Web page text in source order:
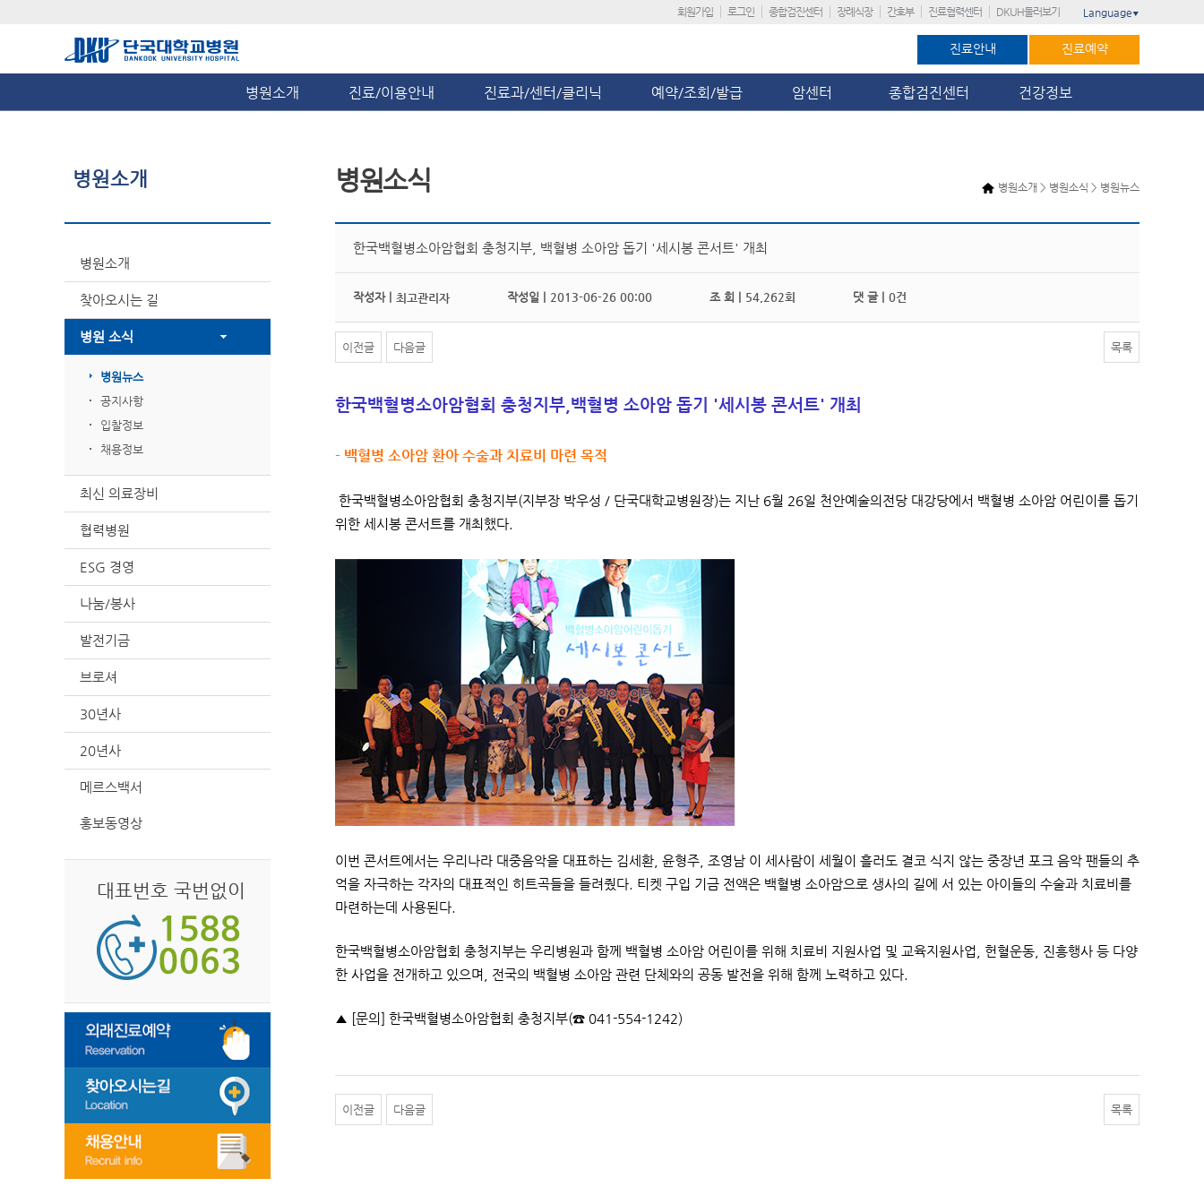
회원가입 로그인 종합검진센터 장례식장 간호부 진료협력센터 DKUH둘러보기 Language ▼
진료안내 진료예약
병원소개 진료/이용안내 진료과/센터/클리닉 예약/조회/발급 암센터 종합검진센터 건강정보
병원소개
병원소개
찾아오시는 길
병원 소식
병원뉴스
공지사항
입찰정보
채용정보
최신 의료장비
협력병원
ESG 경영
나눔/봉사
발전기금
브로셔
30년사
20년사
메르스백서
홍보동영상
대표번호 국번없이
병원소개 > 병원소식 > 병원뉴스
병원소식
한국백혈병소아암협회 충청지부, 백혈병 소아암 돕기 '세시봉 콘서트' 개최
작성자 | 최고관리자 작성일 | 2013-06-26 00:00 조 회 | 54,262회 댓 글 | 0건
이전글 다음글 목록
한국백혈병소아암협회 충청지부, 백혈병 소아암 돕기 '세시봉 콘서트' 개최
- 백혈병 소아암 환아 수술과 치료비 마련 목적
한국백혈병소아암협회 충청지부(지부장 박우성 / 단국대학교병원장)는 지난 6월 26일 천안예술의전당 대강당에서 백혈병 소아암 어린이를 돕기
위한 세시봉 콘서트를 개최했다.
이번 콘서트에서는 우리나라 대중음악을 대표하는 김세환, 윤형주, 조영남 이 세사람이 세월이 흘러도 결코 식지 않는 중장년 포크 음악 팬들의 추
억을 자극하는 각자의 대표적인 히트곡들을 들려줬다. 티켓 구입 기금 전액은 백혈병 소아암으로 생사의 길에 서 있는 아이들의 수술과 치료비를
마련하는데 사용된다.
한국백혈병소아암협회 충청지부는 우리병원과 함께 백혈병 소아암 어린이를 위해 치료비 지원사업 및 교육지원사업, 헌혈운동, 진흥행사 등 다양
한 사업을 전개하고 있으며, 전국의 백혈병 소아암 관련 단체와의 공동 발전을 위해 함께 노력하고 있다.
▲ [문의] 한국백혈병소아암협회 충청지부(☎ 041-554-1242)
이전글 다음글 목록